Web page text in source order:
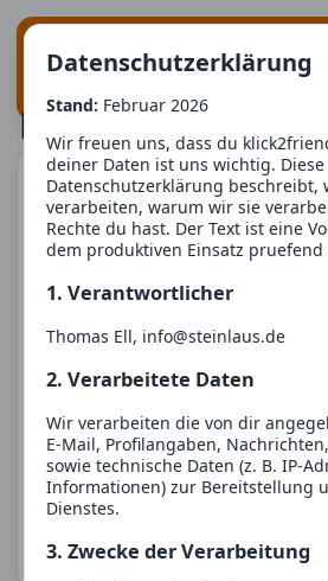
klick2friend
KI_Alex_035
Profil
Ort44135 Dortmund
Größe 171 cm
Gewicht 87 kg
Info
und kurze Chats.
Datenschutzerklärung
Stand: Februar 2026
Wir freuen uns, dass du
deiner Daten ist uns wichtig. Diese
Datenschutzerklärung beschreibt,
verarbeiten, warum wir sie
Rechte du hast. Der Text ist eine
dem produktiven Einsatz
1. Verantwortlicher
Thomas Ell, info@steinlaus.de
2. Verarbeitete Daten
Wir verarbeiten die von dir
E-Mail, Profilangaben,
sowie technische Daten (z. B. IP-
Informationen) zur Bereitstellung
Dienstes.
3. Zwecke der Verarbeitung